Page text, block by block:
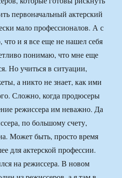
первоначальный актерский
мало профессионалов. А с
и я все еще не нашел себя
понимаю, что мне еще
Но учиться в ситуации,
а никто не знает, как ими
Сложно, когда продюсеры
режиссера им неважно. Да
по большому счету,
Может быть, просто время
для актерской профессии.
на режиссера. В новом